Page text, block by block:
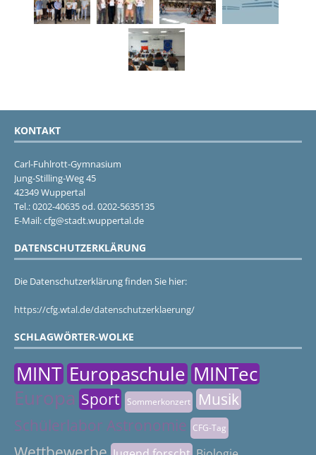
KONTAKT
Carl-Fuhlrott-Gymnasium
Jung-Stilling-Weg 45
42349 Wuppertal
Tel.: 0202-40635 od. 0202-5635135
E-Mail: cfg@stadt.wuppertal.de
DATENSCHUTZERKLÄRUNG
Die Datenschutzerklärung finden Sie hier:
https://cfg.wtal.de/datenschutzerklaerung/
SCHLAGWÖRTER-WOLKE
MINT Europaschule MINTec
Europa Sport Sommerkonzert
Musik
Schülerlabor Astronomie CFG-Tag